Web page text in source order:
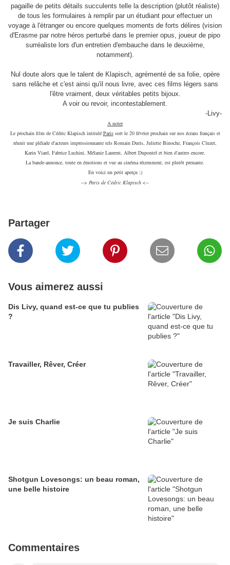
pagaille de petits détails succulents telle la description (plutôt réaliste)
de tous les formulaires à remplir par un étudiant pour effectuer un
voyage à l'étranger ou encore quelques moments de forts délires (vision
d'Erasme par notre héros perturbé dans le premier opus, joueur de pipo
surréaliste lors d'un entretien d'embauche dans le deuxième,
notamment).
Nul doute alors que le talent de Klapisch, agrémenté de sa folie, opère
sans relâche et c'est ainsi qu'il nous livre, avec ces films légers sans
l'être vraiment, deux véritables petits bijoux.
A voir ou revoir, incontestablement.
-Livy-
A noter
Le prochain film de Cédric Klapisch intitulé Parissort le 20 février prochain sur nos écrans français et
réunit une pléïade d'acteurs impressionnante tels Romain Duris, Juliette Binoche, François Cluzet,
Karin Viard, Fabrice Luchini, Mélanie Laurent, Albert Dupontel et bien d'autres encore.
La bande-annonce, toute en émotions et vue au cinéma récemment, est plutôt prenante.
En voici un petit aperçu ;)
--> Paris de Cédric Klapisch <--
Partager
Vous aimerez aussi
Dis Livy, quand est-ce que tu publies
?
Travailler, Rêver, Créer
Je suis Charlie
Shotgun Lovesongs: un beau roman,
une belle histoire
Commentaires